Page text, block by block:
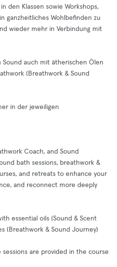
den Klassen sowie Workshops,
ganzheitliches Wohlbefinden zu
wieder mehr in Verbindung mit
Sound auch mit ätherischen Ölen
(Breathwork & Sound
in der jeweiligen
Coach, and Sound
bath sessions, breathwork &
and retreats to enhance your
and reconnect more deeply
essential oils (Sound & Scent
(Breathwork & Sound Journey)
are provided in the course